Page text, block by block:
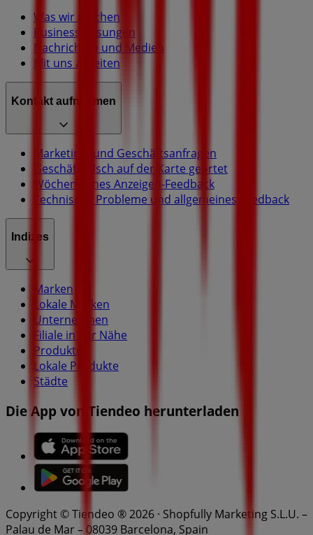
Was wir machen
Business-Lösungen
Nachrichten und Medien
Mit uns arbeiten
Kontakt aufnehmen
Marketing- und Geschäftsanfragen
Geschäft falsch auf der Karte geortet
Wöchentliches Anzeigen-Feedback
Technische Probleme und allgemeines Feedback
Indizes
Marken
Lokale Marken
Unternehmen
Filiale in der Nähe
Produkte
Lokale Produkte
Städte
Die App von Tiendeo herunterladen
Copyright © Tiendeo ® 2026 · Shopfully Marketing S.L.U. –
Palau de Mar – 08039 Barcelona, Spain